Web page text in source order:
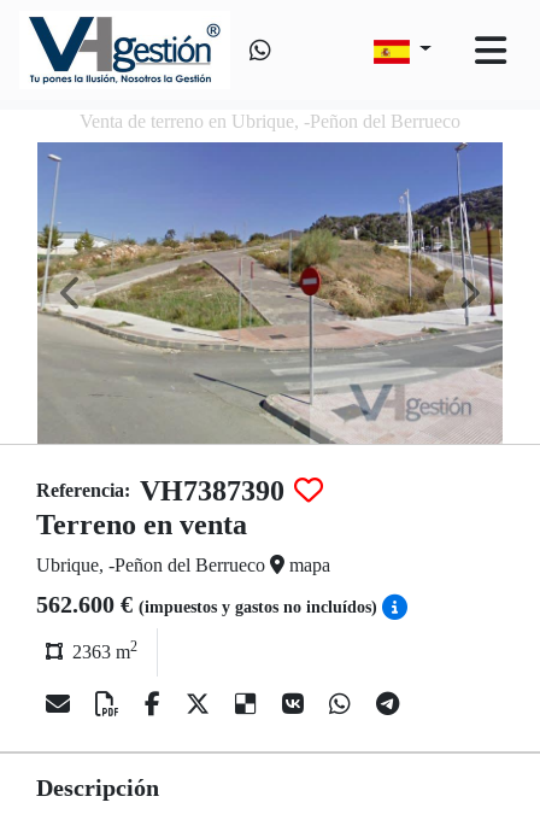
Venta de terreno en Ubrique, -Peñon del Berrueco
Referencia: VH7387390
Terreno en venta
Ubrique, -Peñon del Berrueco mapa
562.600 € (impuestos y gastos no incluídos)
2363 m2
Descripción